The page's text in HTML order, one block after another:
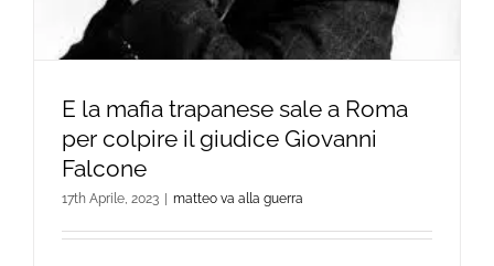
E la mafia trapanese sale a Roma
per colpire il giudice Giovanni
Falcone
17th Aprile, 2023 matteo va alla guerra